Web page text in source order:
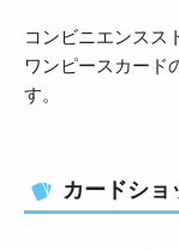
コンビニエンスス
ワンピースカード
す。
カードショ